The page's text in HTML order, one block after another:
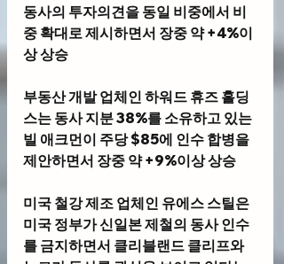
동사의 투자의견을 동일 비중에서 비
중 확대로 제시하면서 장중 약 +4%이
상 상승
부동산 개발 업체인 하워드 휴즈 홀딩
스는 동사 지분 38%를 소유하고 있는
빌 애크먼이 주당 $85에 인수 합병을
제안하면서 장중 약 +9%이상 상승
미국 철강 제조 업체인 유에스 스틸은
미국 정부가 신일본 제철의 동사 인수
를 금지하면서 클리블랜드 클리프와